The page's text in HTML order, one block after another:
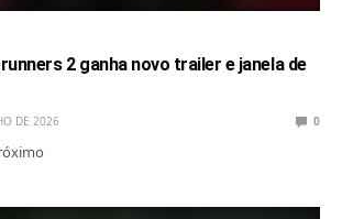
2 ganha novo trailer e janela de
DE 2026 0